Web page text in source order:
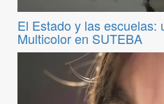
El Estado y las escuelas:
Multicolor en SUTEBA